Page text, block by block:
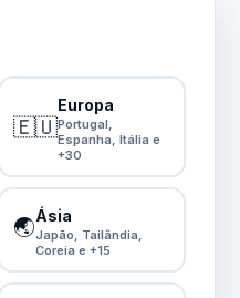
🇪🇺
Europa
Portugal,
Espanha, Itália e
+30
🌏Ásia
Japão, Tailândia,
Coreia e +15